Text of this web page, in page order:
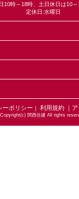
10時～18時、土日休日は10
定休日:水曜日
ーポリシー ｜ 利用規約 ｜
Copyright(c) 関西住建 All rights